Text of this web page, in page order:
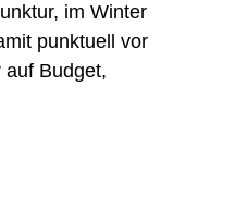
im Winter
punktuell vor
Budget,